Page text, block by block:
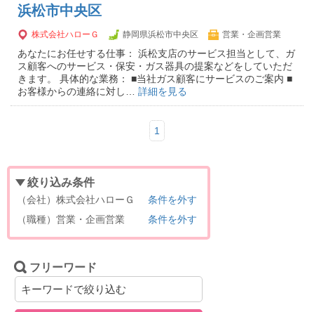
浜松市中央区
株式会社ハローＧ 静岡県浜松市中央区 営業・企画営業
あなたにお任せする仕事： 浜松支店のサービス担当として、ガ
ス顧客へのサービス・保安・ガス器具の提案などをしていただ
きます。 具体的な業務： ■当社ガス顧客にサービスのご案内 ■
お客様からの連絡に対し… 詳細を見る
1
絞り込み条件
（会社）株式会社ハローＧ
条件を外す
（職種）営業・企画営業
条件を外す
フリーワード